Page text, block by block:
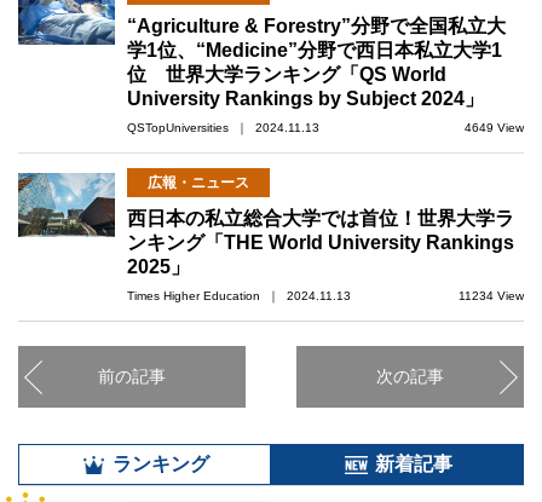
“Agriculture & Forestry”分野で全国私立大
学1位、“Medicine”分野で西日本私立大学1
位 世界大学ランキング「QS World
University Rankings by Subject 2024」
QSTopUniversities ｜ 2024.11.13 4649 View
広報・ニュース
西日本の私立総合大学では首位！世界大学ラ
ンキング「THE World University Rankings
2025」
Times Higher Education ｜ 2024.11.13 11234 View
前の記事 次の記事
ランキング 新着記事